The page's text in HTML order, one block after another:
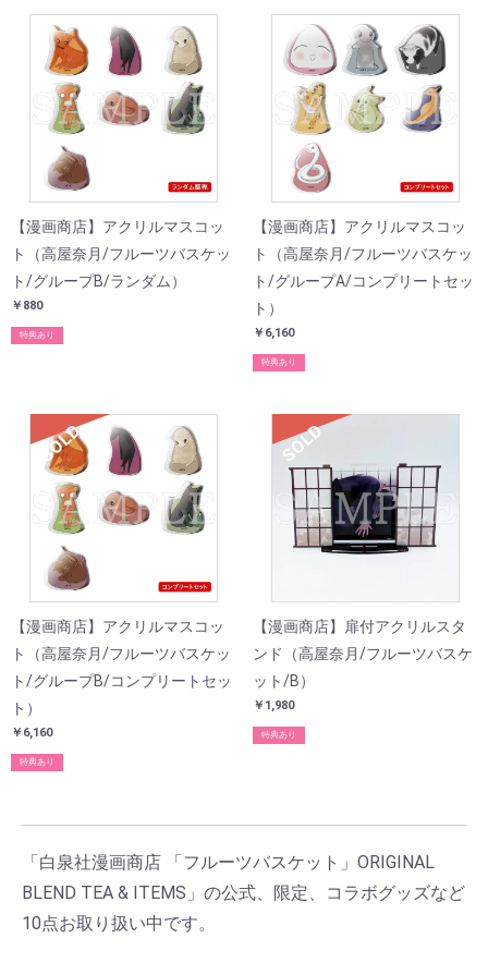
【漫画商店】アクリルマスコッ
ト（高屋奈月/フルーツバスケッ
ト/グループB/ランダム）
￥880
特典あり
【漫画商店】アクリルマスコッ
ト（高屋奈月/フルーツバスケッ
ト/グループA/コンプリートセッ
ト）
￥6,160
特典あり
SOLD
【漫画商店】アクリルマスコッ
ト（高屋奈月/フルーツバスケッ
ト/グループB/コンプリートセッ
ト）
￥6,160
特典あり
SOLD
【漫画商店】扉付アクリルスタ
ンド（高屋奈月/フルーツバスケ
ット/B）
￥1,980
特典あり
「白泉社漫画商店 「フルーツバスケット」ORIGINAL
BLEND TEA & ITEMS」の公式、限定、コラボグッズなど
10点お取り扱い中です。